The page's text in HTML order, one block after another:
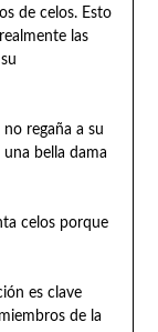
de celos. Esto
las
regaña a su
bella dama
celos porque
es clave
de la